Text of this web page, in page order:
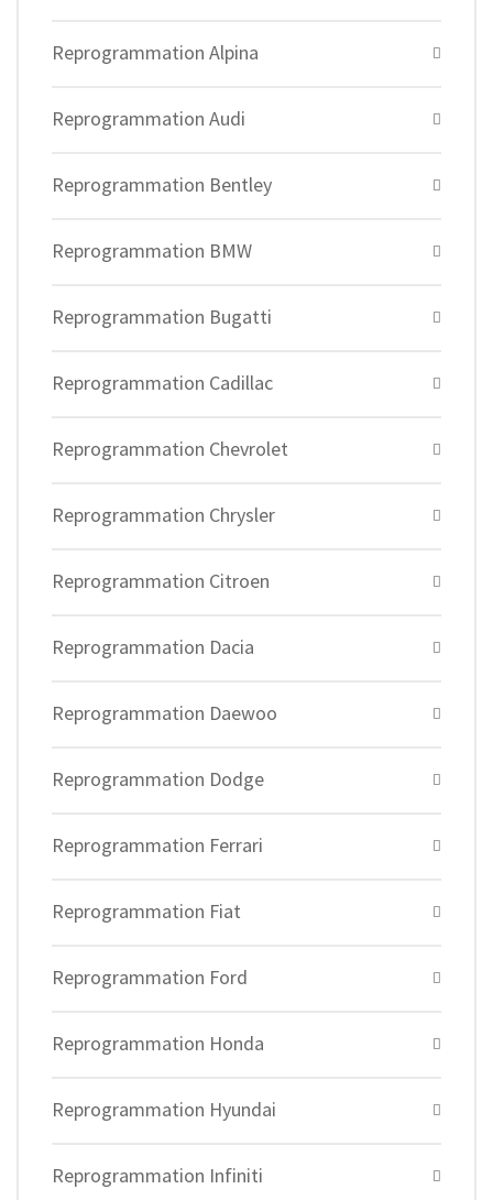
Reprogrammation Alpina
Reprogrammation Audi
Reprogrammation Bentley
Reprogrammation BMW
Reprogrammation Bugatti
Reprogrammation Cadillac
Reprogrammation Chevrolet
Reprogrammation Chrysler
Reprogrammation Citroen
Reprogrammation Dacia
Reprogrammation Daewoo
Reprogrammation Dodge
Reprogrammation Ferrari
Reprogrammation Fiat
Reprogrammation Ford
Reprogrammation Honda
Reprogrammation Hyundai
Reprogrammation Infiniti